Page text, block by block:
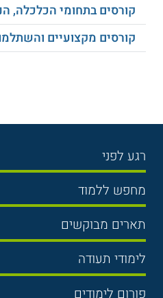
קורסים בתחומי הכלכלה,
קורסים מקצועיים
רגע לפני
בחירת לימודים
תנאי קבלה
שכר לימוד
אוניברסיטה
מכללות
מחפש ללמוד
תואר ראשון
תואר שני
הכנה לבגרות
מכינות
תארים מבוקשים
משפטים
מנהל עסקים
לימודי תעודה
נדל"ן
פורום לימודים